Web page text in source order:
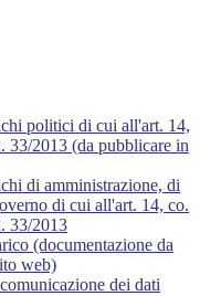
politici di cui all'art. 14,
33/2013 (da pubblicare in
di amministrazione, di
di cui all'art. 14, co.
33/2013
(documentazione da
web)
dei dati